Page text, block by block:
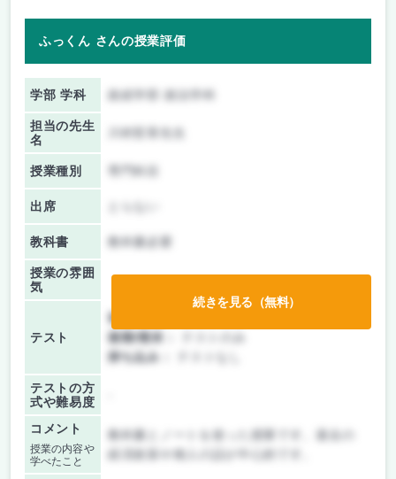
ふっくん さんの授業評価
学部 学科 政経学部 政治学科
担当の先生
名
授業種別
出席
教科書 教科書必要
授業の雰囲
気
テスト
前期/中間：
後期/期末：
持ち込み：
テストの方
式や難易度
コメント
授業の内容や
学べたこと
教科書とノートを使った授業です。過去の
経済政策や偉人の話が中心的です。
続きを見る（無料）